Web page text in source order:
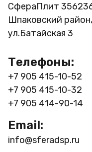
СфераПлит
Шпаковский
ул.Батайская 3
Телефоны:
+7 905 415-10-52
+7 905 415-10-32
+7 905 414-90-14
Email:
info@sferadsp.ru